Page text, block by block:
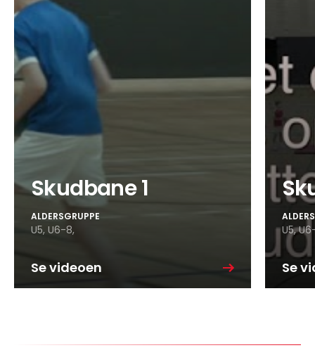
Skudbane 1
ALDERSGRUPPE
U5, U6-8,
Se videoen
U5,
Se